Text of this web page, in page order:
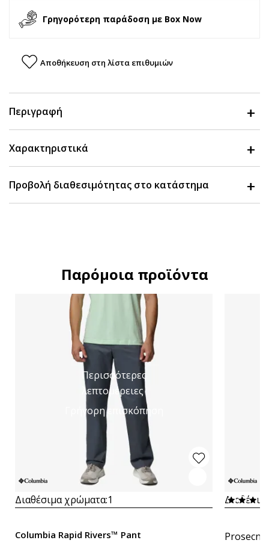
Γρηγορότερη παράδοση με Box Now
Αποθήκευση στη λίστα επιθυμιών
Περιγραφή
Χαρακτηριστικά
Προβολή διαθεσιμότητας στο κατάστημα
Παρόμοια προϊόντα
Περισσότερες
λεπτομέρειες
Γρήγορη επισκόπηση
Διαθέσιμα χρώματα:1
Columbia Rapid Rivers™ Pant